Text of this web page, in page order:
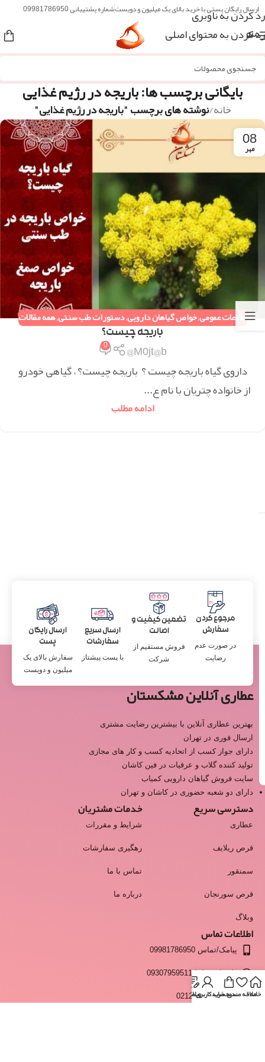
رد کردن به ناوبری
رد کردن به محتوای اصلی
ارسال رایگان پستی با خرید بالای یک میلیون و دویستشماره پشتیبانی 09981786950
منو
بایگانی برچسب ها: باریجه در رژیم غذایی
خانه/نوشته های برچسب "باریجه در رژیم غذایی"
08
مهر
اطلاعات عمومی,خواص گیاهان دارویی,دستورات طب سنتی,همه مقالات
باریجه چیست؟
M0jt@b@
0
داروی گیاه باریجه چیست ؟ باریجه چیست؟ ، گیاهی خودرو
از خانواده چتریان با نام ع...
ادامه مطلب
مرجوع کردن
سفارش
در صورت عدم
رضایت
تضمین کیفیت و
اصالت
فروش مستقیم از
شرکت
ارسال سریع
سفارشات
با پست پیشتاز
ارسال رایگان
پست
سفارش بالای یک
میلیون و دویست
عطاری آنلاین مشکستان
بهترین عطاری آنلاین با بیشترین رضایت مشتری
ارسال فوری در تهران
دارای جواز کسب از اتحادیه کسب و کار های مجازی
تولید کننده گلاب و عرقیات در فین کاشان
سایت فروش گیاهان دارویی کمیاب
دارای دو شعبه حضوری در کاشان و تهران
دسترسی سریع
عطاری
قرص ریلایف
سمنقور
قرص سورنجان
وبلاگ
خدمات مشتریان
شرایط و مقررات
رهگیری سفارشات
تماس با ما
درباره ما
اطلاعات تماس
پیامک/تماس 09981786950
واتساپ و ایتا 09307959511
انبار 02128428537 خانهعلاقه مندیسبد خرید
حساب کاربری من
وبلاگ